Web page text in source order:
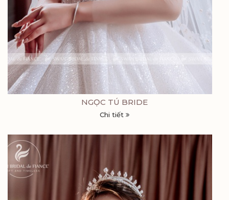
NGỌC TÚ BRIDE
Chi tiết